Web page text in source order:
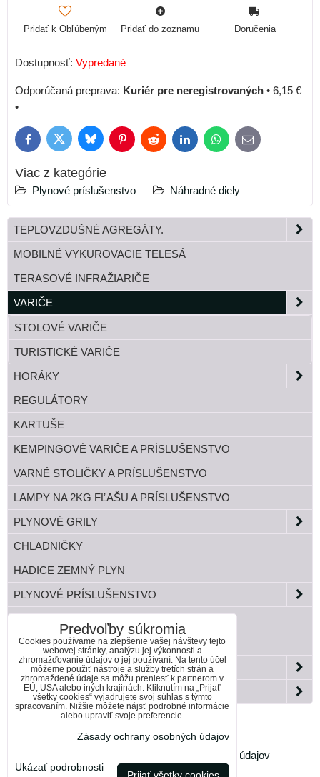
Pridať k Obľúbeným Pridať do zoznamu Doručenia
Dostupnosť: Vypredané
Kuriér pre neregistrovaných • 6,15 €
•
FacebookTwitter BlueskyPinterestReddit LinkedInWhatsApp
E-
mail
Viac z kategórie
Plynové príslušenstvo Náhradné diely
TEPLOVZDUŠNÉ AGREGÁTY.
MOBILNÉ VYKUROVACIE TELESÁ
TERASOVÉ INFRAŽIARIČE
VARIČE
STOLOVÉ VARIČE
TURISTICKÉ VARIČE
HORÁKY
REGULÁTORY
KARTUŠE
KEMPINGOVÉ VARIČE A PRÍSLUŠENSTVO
VARNÉ STOLIČKY A PRÍSLUŠENSTVO
LAMPY NA 2KG FĽAŠU A PRÍSLUŠENSTVO
PLYNOVÉ GRILY
CHLADNIČKY
HADICE ZEMNÝ PLYN
PLYNOVÉ PRÍSLUŠENSTVO
BANDASKY
ZÁHRADA
PAELLA HORÁKY DO KOTLINY
Zásady ochrany osobných údajov
Predvoľby súkromia
Cookies používame na zlepšenie vašej návštevy tejto
webovej stránky, analýzu jej výkonnosti a
zhromažďovanie údajov o jej používaní. Na tento účel
môžeme použiť nástroje a služby tretích strán a
zhromaždené údaje sa môžu preniesť k partnerom v
EÚ, USA alebo iných krajinách. Kliknutím na „Prijať
všetky cookies“ vyjadrujete svoj súhlas s týmto
spracovaním. Nižšie môžete nájsť podrobné informácie
alebo upraviť svoje preferencie.
Zásady ochrany osobných údajov
Ukázať podrobnosti